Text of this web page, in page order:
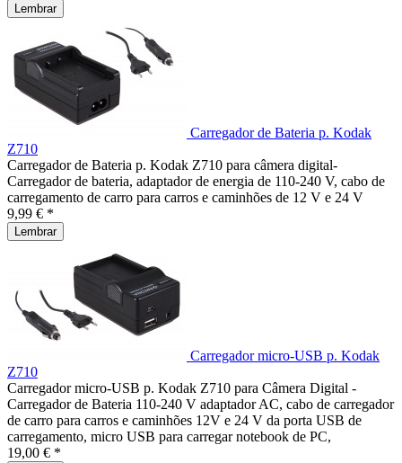
Lembrar
Carregador de Bateria p. Kodak
Z710
Carregador de Bateria p. Kodak Z710 para câmera digital-
Carregador de bateria, adaptador de energia de 110-240 V, cabo de
carregamento de carro para carros e caminhões de 12 V e 24 V
9,99 € *
Lembrar
Carregador micro-USB p. Kodak
Z710
Carregador micro-USB p. Kodak Z710 para Câmera Digital -
Carregador de Bateria 110-240 V adaptador AC, cabo de carregador
de carro para carros e caminhões 12V e 24 V da porta USB de
carregamento, micro USB para carregar notebook de PC,
19,00 € *